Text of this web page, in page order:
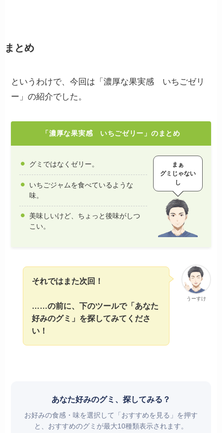
まとめ
というわけで、今回は「濃厚な果実感 いちごゼリ
ー」の紹介でした。
「濃厚な果実感 いちごゼリー」のまとめ
グミではなくゼリー。
いちごジャムを食べているような
味。
美味しいけど、ちょっと後味がしつ
こい。
まぁ
グミじゃない
し
うーすけ
それではまた次回！
……の前に、下のツールで「あなた
好みのグミ」を探してみてくださ
い！
あなた好みのグミ、探してみる？
お好みの食感・味を選択して「おすすめを見る」を押す
と、おすすめのグミが最大10種類表示されます。